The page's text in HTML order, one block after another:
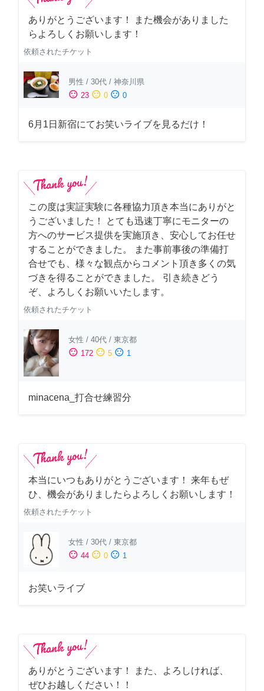
ありがとうございます！ また機会がありました
らよろしくお願いします！
依頼されたチケット
男性 / 30代 / 神奈川県
sentiment_satisfied 23 sentiment_neutral 0 sentiment_dissatisfied 0
6月1日新宿にてお笑いライブを見るだけ！
この度は実証実験に各種協力頂き本当にありがと
うございました！ とても迅速丁寧にモニターの
方へのサービス提供を実施頂き、安心してお任せ
することができました。 また事前事後の準備打
合せでも、様々な観点からコメント頂き多くの気
づきを得ることができました。 引き続きどう
ぞ、よろしくお願いいたします。
依頼されたチケット
女性 / 40代 / 東京都
sentiment_satisfied 172 sentiment_neutral 5 sentiment_dissatisfied 1
minacena_打合せ練習分
本当にいつもありがとうございます！ 来年もぜ
ひ、機会がありましたらよろしくお願いします！
依頼されたチケット
女性 / 30代 / 東京都
sentiment_satisfied 44 sentiment_neutral 0 sentiment_dissatisfied 1
お笑いライブ
ありがとうございます！ また、よろしければ、
ぜひお越しください！！